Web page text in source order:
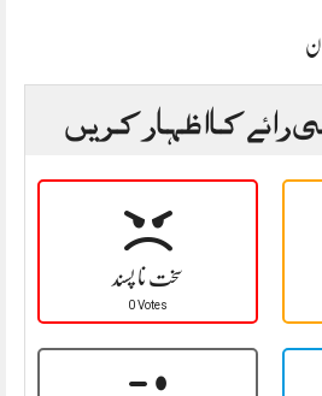
رائے کا اظہار کریں
سخت نا پسند
0 Votes